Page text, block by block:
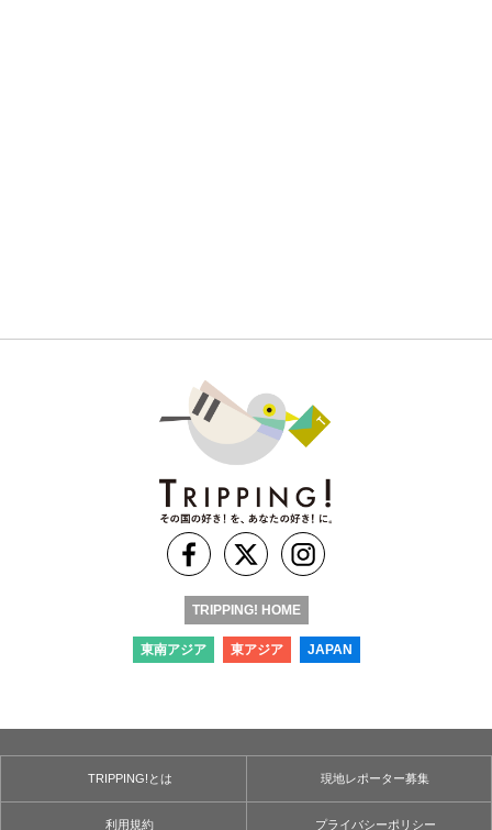
TRIPPING! HOME
東南アジア 東アジア JAPAN
TRIPPING!とは 現地レポーター募集
利用規約 プライバシーポリシー